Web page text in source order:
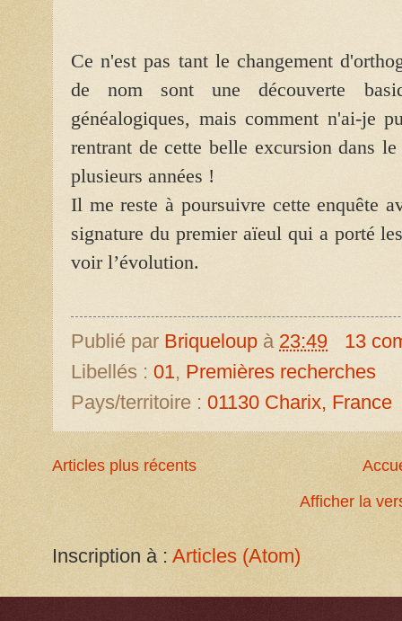
Ce n'est pas tant le changement
de nom sont une découverte
généalogiques, mais comment n'ai-je
rentrant de cette belle excursion dans
plusieurs années !
Il me reste à poursuivre cette enquête
signature du premier aïeul qui a porté
voir l’évolution.
Publié par Briqueloup à 23:49
13
Libellés : 01, Premières recherches
Pays/territoire : 01130 Charix, France
Articles plus récents
Afficher la
Inscription à : Articles (Atom)